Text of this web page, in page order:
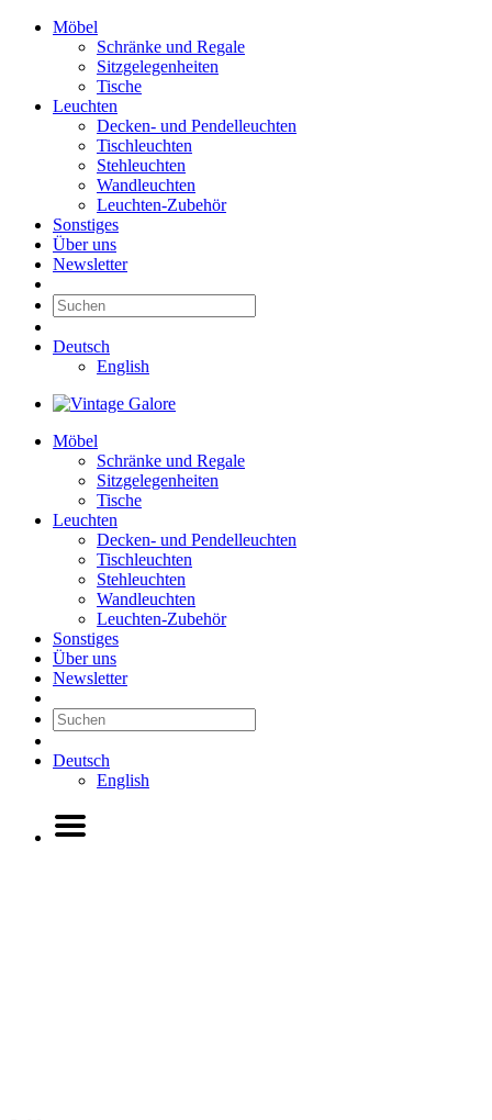
Möbel
Schränke und Regale
Sitzgelegenheiten
Tische
Leuchten
Decken- und Pendelleuchten
Tischleuchten
Stehleuchten
Wandleuchten
Leuchten-Zubehör
Sonstiges
Über uns
Newsletter
Deutsch
English
Möbel
Schränke und Regale
Sitzgelegenheiten
Tische
Leuchten
Decken- und Pendelleuchten
Tischleuchten
Stehleuchten
Wandleuchten
Leuchten-Zubehör
Sonstiges
Über uns
Newsletter
Deutsch
English